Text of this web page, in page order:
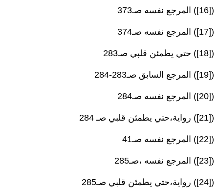
([16]) المرجع نفسه صـ373
([17]) المرجع نفسه صـ374
([18]) حتي يطمئن قلبي صـ283
([19]) المرجع السابق صـ283-284
([20]) المرجع نفسه صـ284
([21]) رواية،حتي يطمئن قلبي صـ 284
([22]) المرجع نفسه صـ41
([23]) المرجع نفسه ،صـ285
([24]) رواية،حتي يطمئن قلبي صـ285